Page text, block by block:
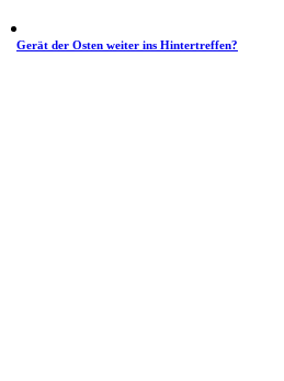
Gerät der Osten weiter ins Hintertreffen?